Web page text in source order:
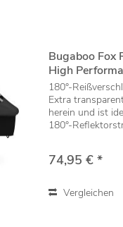
Bugaboo Fox
High
180°-
Extra
herein und ist
180°-
Ventilation...
74,95 € *
Vergleichen